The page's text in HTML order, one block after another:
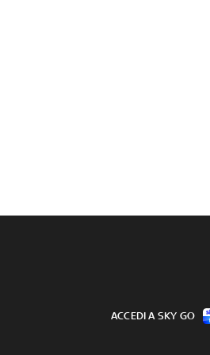
ACCEDI A SKY GO